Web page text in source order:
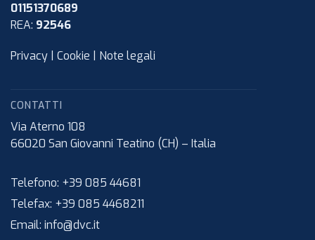
01151370689
REA: 92546
Privacy Cookie Note legali
CONTATTI
Via Aterno 108
66020 San Giovanni Teatino (CH) – Italia
Telefono: +39 085 44681
Telefax: +39 085 4468211
Email: info@dvc.it